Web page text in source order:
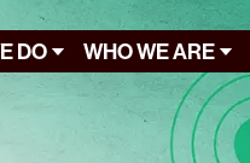
DO WHO WE ARE